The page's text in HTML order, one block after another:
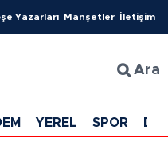
Yazarları Manşetler İletişim
Ara
YEREL SPOR